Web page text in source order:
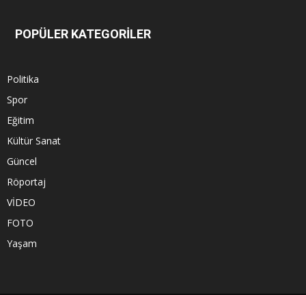
POPÜLER KATEGORİLER
Politika
Spor
Eğitim
Kültür Sanat
Güncel
Röportaj
VİDEO
FOTO
Yaşam